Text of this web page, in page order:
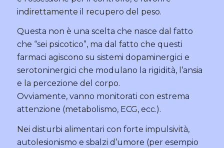
indirettamente il recupero del peso.
Questa non è una scelta che nasce dal fatto
che “sei psicotico”, ma dal fatto che questi
farmaci agiscono su sistemi dopaminergici e
serotoninergici che modulano la rigidità, l’ansia
e la percezione del corpo.
Ovviamente, vanno monitorati con estrema
attenzione (metabolismo, ECG, ecc.).
Nei disturbi alimentari con forte impulsività,
autolesionismo e sbalzi d’umore (per esempio